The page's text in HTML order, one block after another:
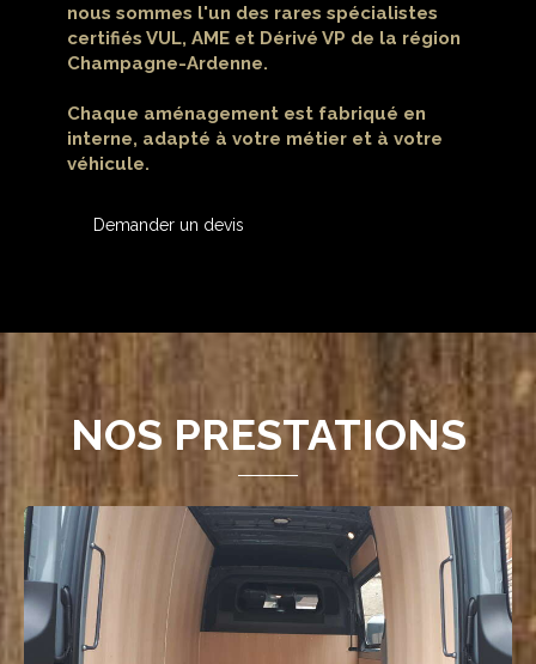
nous sommes l'un des rares spécialistes
certifiés VUL, AME et Dérivé VP de la région
Champagne-Ardenne.
Chaque aménagement est fabriqué en
interne, adapté à votre métier et à votre
véhicule.
Demander un devis
NOS PRESTATIONS